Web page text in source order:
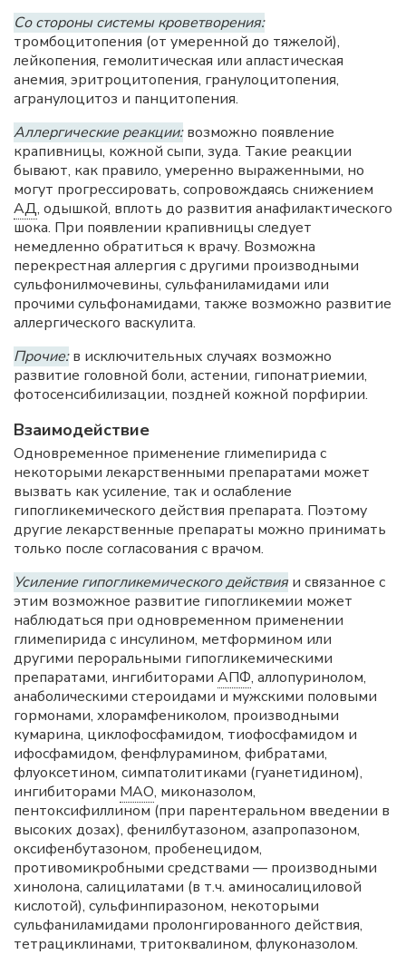
Со стороны системы кроветворения:
тромбоцитопения (от умеренной до тяжелой),
лейкопения, гемолитическая или апластическая
анемия, эритроцитопения, гранулоцитопения,
агранулоцитоз и панцитопения.
Аллергические реакции:возможно появление
крапивницы, кожной сыпи, зуда. Такие реакции
бывают, как правило, умеренно выраженными, но
могут прогрессировать, сопровождаясь снижением
АД, одышкой, вплоть до развития анафилактического
шока. При появлении крапивницы следует
немедленно обратиться к врачу. Возможна
перекрестная аллергия с другими производными
сульфонилмочевины, сульфаниламидами или
прочими сульфонамидами, также возможно развитие
аллергического васкулита.
Прочие:в исключительных случаях возможно
развитие головной боли, астении, гипонатриемии,
фотосенсибилизации, поздней кожной порфирии.
Взаимодействие
Одновременное применение глимепирида с
некоторыми лекарственными препаратами может
вызвать как усиление, так и ослабление
гипогликемического действия препарата. Поэтому
другие лекарственные препараты можно принимать
только после согласования с врачом.
Усиление гипогликемического действияи связанное с
этим возможное развитие гипогликемии может
наблюдаться при одновременном применении
глимепирида с инсулином, метформином или
другими пероральными гипогликемическими
препаратами, ингибиторами АПФ, аллопуринолом,
анаболическими стероидами и мужскими половыми
гормонами, хлорамфениколом, производными
кумарина, циклофосфамидом, тиофосфамидом и
ифосфамидом, фенфлурамином, фибратами,
флуоксетином, симпатолитиками (гуанетидином),
ингибиторами МАО, миконазолом,
пентоксифиллином (при парентеральном введении в
высоких дозах), фенилбутазоном, азапропазоном,
оксифенбутазоном, пробенецидом,
противомикробными средствами — производными
хинолона, салицилатами (в т.ч. аминосалициловой
кислотой), сульфинпиразоном, некоторыми
сульфаниламидами пролонгированного действия,
тетрациклинами, тритоквалином, флуконазолом.